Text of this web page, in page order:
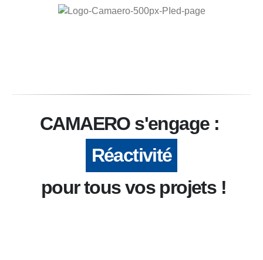
CAMAERO s'engage :
Réactivité
pour tous vos projets !